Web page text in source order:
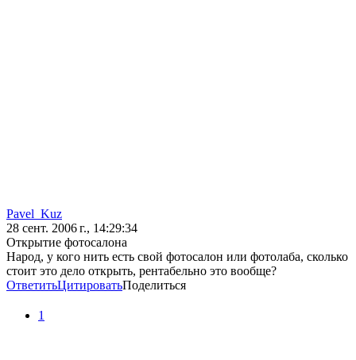
Pavel_Kuz
28 сент. 2006 г., 14:29:34
Открытие фотосалона
Народ, у кого нить есть свой фотосалон или фотолаба, сколько
стоит это дело открыть, рентабельно это вообще?
ОтветитьЦитироватьПоделиться
1